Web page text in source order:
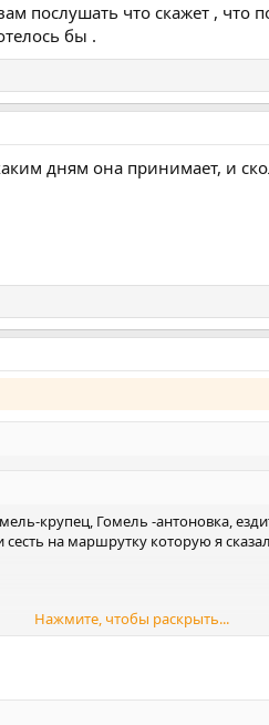
послушать что скажет ,
бы .
дням она принимает, и
крупец, Гомель -антоновка,
на маршрутку которую я
Нажмите, чтобы раскрыть...
Нажмите, чтобы раскрыть...